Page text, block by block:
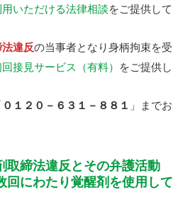
いただける法律相談をご提供して
違反の当事者となり身柄拘束を受
接見サービス（有料） をご提供し
０１２０－６３１－８８１ 」までお
取締法違反とその弁護活動
回にわたり覚醒剤を使用して